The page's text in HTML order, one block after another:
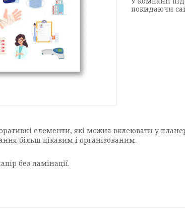
покидаючи
елементи, які можна вклеювати у
більш цікавим і організованим.
без ламінації.